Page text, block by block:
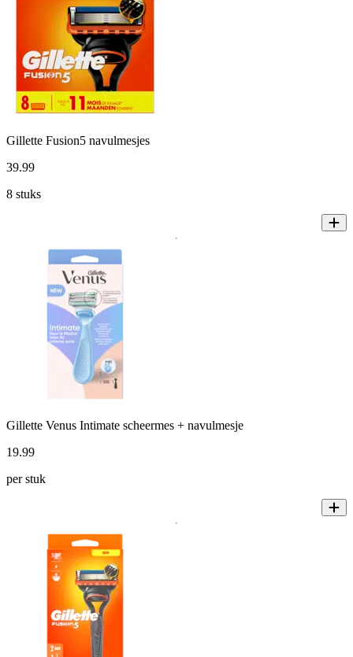
Gillette Fusion5 navulmesjes
39.99
8 stuks
Gillette Venus Intimate scheermes + navulmesje
19.99
per stuk